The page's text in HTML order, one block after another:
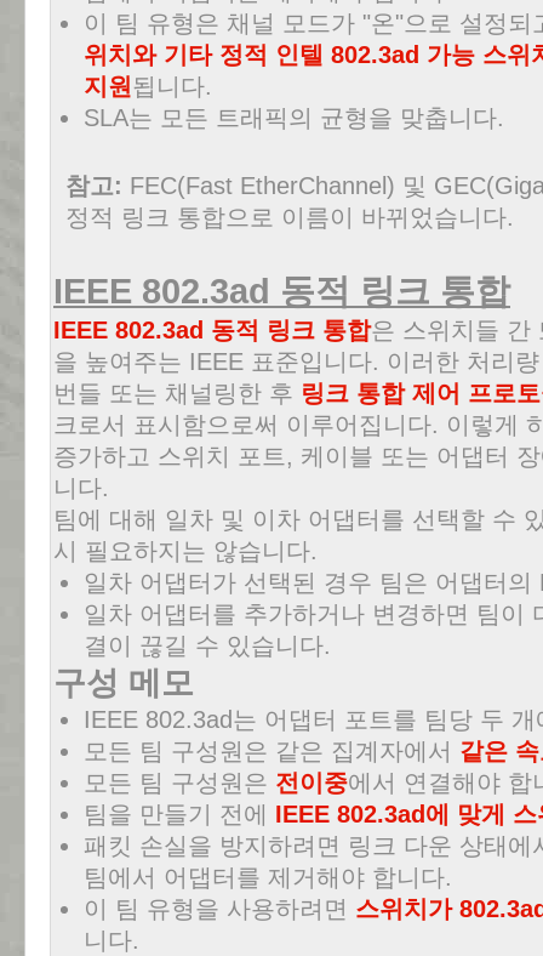
이 팀 유형은 채널 모드가 "온"으로 설정
위치와 기타 정적 인텔 802.3ad 가능 스
지원 됩니다.
SLA는 모든 트래픽의 균형을 맞춥니다.
참고: FEC(Fast EtherChannel) 및
정적 링크 통합으로 이름이 바뀌었습니다.
IEEE 802.3ad 동적 링크 통합
IEEE 802.3ad 동적 링크 통합은 스위치들 간
을 높여주는 IEEE 표준입니다. 이러한 처리
번들 또는 채널링한 후 링크 통합 제어 프로
크로서 표시함으로써 이루어집니다. 이렇게
증가하고 스위치 포트, 케이블 또는 어댑터
니다.
팀에 대해 일차 및 이차 어댑터를 선택할 수
시 필요하지는 않습니다.
일차 어댑터가 선택된 경우 팀은 어댑터
일차 어댑터를 추가하거나 변경하면 팀이
결이 끊길 수 있습니다.
구성 메모
IEEE 802.3ad는 어댑터 포트를 팀당 두
모든 팀 구성원은 같은 집계자에서 같은
모든 팀 구성원은 전이중에서 연결해야 합
팀을 만들기 전에
IEEE 802.3ad에 맞게
패킷 손실을 방지하려면 링크 다운 상태
팀에서 어댑터를 제거해야 합니다.
이 팀 유형을 사용하려면 스위치가
니다.